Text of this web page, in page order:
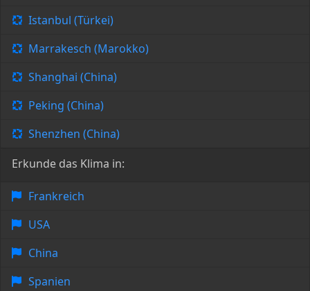
Istanbul (Türkei)
Marrakesch (Marokko)
Shanghai (China)
Peking (China)
Shenzhen (China)
Erkunde das Klima in:
Frankreich
USA
China
Spanien